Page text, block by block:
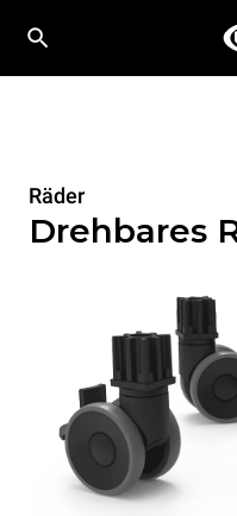
Räder
Drehbares